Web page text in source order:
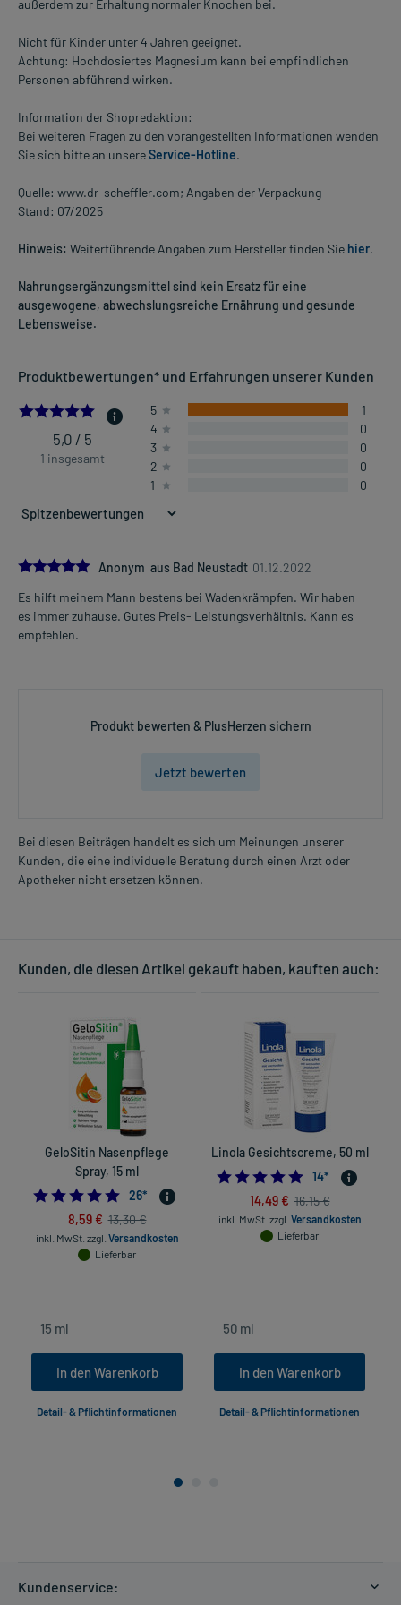
außerdem zur Erhaltung normaler Knochen bei.
Nicht für Kinder unter 4 Jahren geeignet.
Achtung: Hochdosiertes Magnesium kann bei empfindlichen
Personen abführend wirken.
Information der Shopredaktion:
Bei weiteren Fragen zu den vorangestellten Informationen wenden
Sie sich bitte an unsereService-Hotline.
Quelle: www.dr-scheffler.com; Angaben der Verpackung
Stand: 07/2025
Hinweis: Weiterführende Angaben zum Hersteller finden Sie hier.
Nahrungsergänzungsmittel sind kein Ersatz für eine
ausgewogene, abwechslungsreiche Ernährung und gesunde
Lebensweise.
Produktbewertungen* und Erfahrungen unserer Kunden
5.0
5,0 / 5
1 insgesamt
5
1
4
0
3
0
2
0
1
0
5.0Anonym aus Bad Neustadt 01.12.2022
Es hilft meinem Mann bestens bei Wadenkrämpfen. Wir haben
es immer zuhause. Gutes Preis- Leistungsverhältnis. Kann es
empfehlen.
Produkt bewerten & PlusHerzen sichern
Jetzt bewerten
Bei diesen Beiträgen handelt es sich um Meinungen unserer
Kunden, die eine individuelle Beratung durch einen Arzt oder
Apotheker nicht ersetzen können.
Kunden, die diesen Artikel gekauft haben, kauften auch:
GeloSitin Nasenpflege
Spray, 15 ml
4.846153846153846
26*
8,59 € 13,30 €
inkl. MwSt. zzgl. Versandkosten
Lieferbar
In den Warenkorb
Detail- & Pflichtinformationen
Linola Gesichtscreme, 50 ml
14*
14,49 € 16,15 €
inkl. MwSt. zzgl. Versandkosten
Lieferbar
In den Warenkorb
Detail- & Pflichtinformationen
Kundenservice: